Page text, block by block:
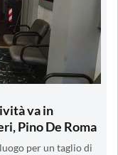
va in
Pino De Roma
per un taglio di